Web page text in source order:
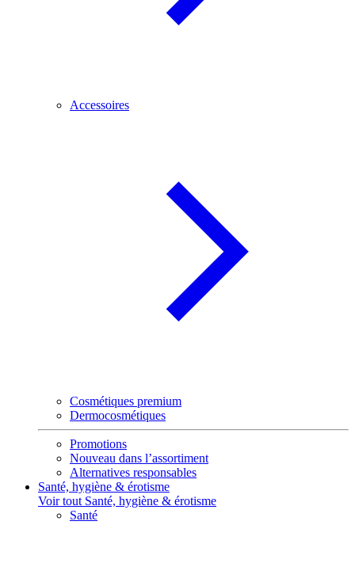
Accessoires
Cosmétiques premium
Dermocosmétiques
Promotions
Nouveau dans l’assortiment
Alternatives responsables
Santé, hygiène & érotisme
Voir tout Santé, hygiène & érotisme
Santé